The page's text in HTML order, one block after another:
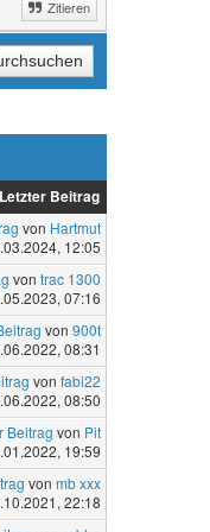
Zitieren
Letzter Beitrag
von Hartmut
12:05
von trac 1300
07:16
von 900t
08:31
von fabi22
08:50
Beitrag von Pit
19:59
von mb xxx
22:18